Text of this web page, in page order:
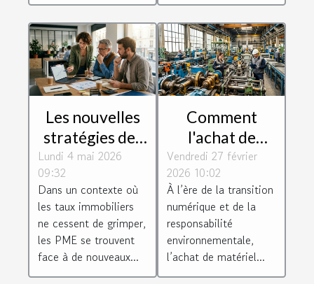
Les nouvelles
stratégies des
PME face à la
montée des
taux
immobiliers
Lundi 4 mai 2026
09:32
Dans un contexte où
les taux immobiliers
ne cessent de grimper,
les PME se trouvent
face à de nouveaux...
Comment
l'achat de
matériel
reconditionné
stimule
l'efficacité
industrielle ?
Vendredi 27 février
2026 10:02
À l’ère de la transition
numérique et de la
responsabilité
environnementale,
l’achat de matériel...